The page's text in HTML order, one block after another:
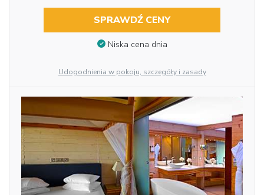
SPRAWDŹ CENY
Niska cena dnia
Udogodnienia w pokoju, szczegóły i zasady